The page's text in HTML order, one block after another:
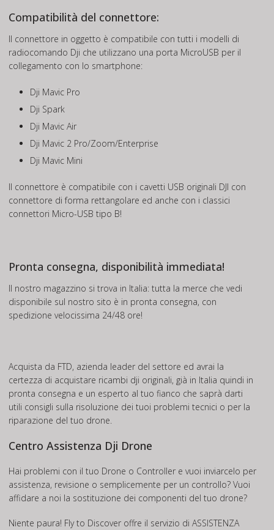
Compatibilità del connettore:
Il connettore in oggetto è compatibile con tutti i modelli di
radiocomando Dji che utilizzano una porta MicroUSB per il
collegamento con lo smartphone:
Dji Mavic Pro
Dji Spark
Dji Mavic Air
Dji Mavic 2 Pro/Zoom/Enterprise
Dji Mavic Mini
Il connettore è compatibile con i cavetti USB originali DJI con
connettore di forma rettangolare ed anche con i classici
connettori Micro-USB tipo B!
Pronta consegna, disponibilità immediata!
Il nostro magazzino si trova in Italia: tutta la merce che vedi
disponibile sul nostro sito è in pronta consegna, con
spedizione velocissima 24/48 ore!
Acquista da FTD, azienda leader del settore ed avrai la
certezza di acquistare ricambi dji originali, già in Italia quindi in
pronta consegna e un esperto al tuo fianco che saprà darti
utili consigli sulla risoluzione dei tuoi problemi tecnici o per la
riparazione del tuo drone.
Centro Assistenza Dji Drone
Hai problemi con il tuo Drone o Controller e vuoi inviarcelo per
assistenza, revisione o semplicemente per un controllo? Vuoi
affidare a noi la sostituzione dei componenti del tuo drone?
Niente paura! Fly to Discover offre il servizio di ASSISTENZA